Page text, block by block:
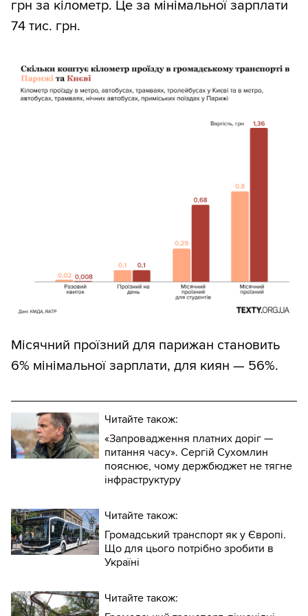
грн за кілометр. Це за мінімальної зарплати
74 тис. грн.
Місячний проїзний для парижан становить
6% мінімальної зарплати, для киян — 56%.
Читайте також:
«Запровадження платних доріг —
питання часу». Сергій Сухомлин
пояснює, чому держбюджет не тягне
інфраструктуру
Читайте також:
Громадський транспорт як у Європі.
Що для цього потрібно зробити в
Україні
Читайте також: